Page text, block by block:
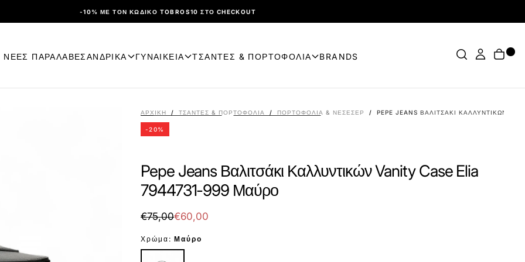
-10% ΜΕ ΤΟΝ ΚΩΔΙΚΌ TOBROS10 ΣΤΟ CHECKOUT
ΝΕΕΣ ΠΑΡΑΛΑΒΕΣΑΝΔΡΙΚΑ ΓΥΝΑΙΚΕΙΑ ΤΣΑΝΤΕΣ & ΠΟΡΤΟΦΟΛΙΑ BRANDS
ΑΡΧΙΚΉ / ΤΣΑΝΤΕΣ & ΠΟΡΤΟΦΟΛΙΑ / ΠΟΡΤΟΦΌΛΙΑ & ΝΕΣΕΣΈΡ / PEPE JEANS ΒΑΛΙΤΣΆΚΙ ΚΑΛΛΥΝΤΙΚΏΝ
-20%
Pepe Jeans Βαλιτσάκι Καλλυντικών Vanity Case Elia
7944731-999 Μαύρο
€60,00
Τιμή
€75,00Τιμή
έκπτωση
€60,00
Χρώμα: Μαύρο